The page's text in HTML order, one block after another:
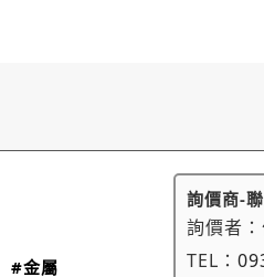
#金屬
詢價商-
詢價者：
TEL：